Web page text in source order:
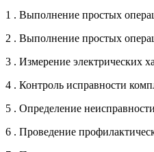
1 . Выполнение простых
2 . Выполнение простых
3 . Измерение электрических
4 . Контроль исправности
5 . Определение
6 . Проведение